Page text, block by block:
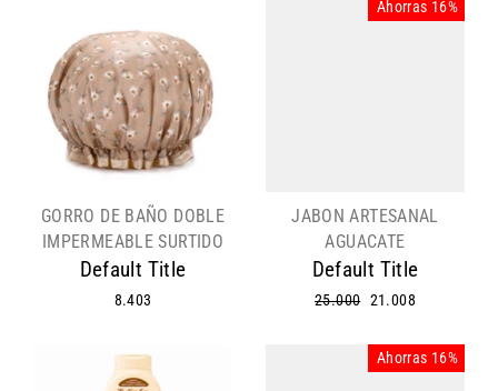
GORRO DE BAÑO DOBLE
IMPERMEABLE SURTIDO
Default Title
8.403
Ahorras 16%
JABON ARTESANAL
AGUACATE
Default Title
Precio
25.000 Precio
oferta
21.008
Ahorras 16%